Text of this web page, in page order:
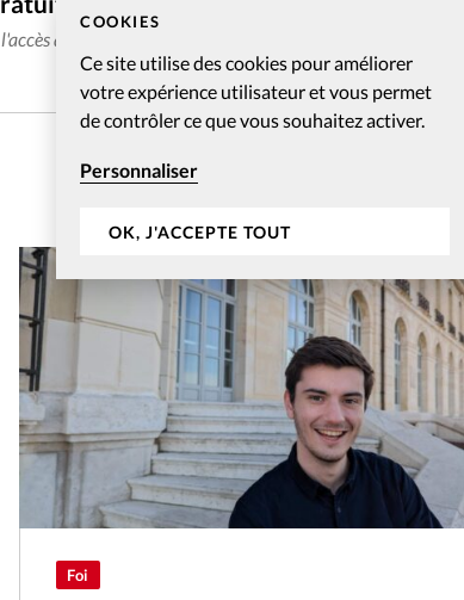
COOKIES
Ce site utilise des cookies pour améliorer
votre expérience utilisateur et vous permet
de contrôler ce que vous souhaitez activer.
Personnaliser
OK, J'ACCEPTE TOUT
aux articles web réservés aux abonnés pendant 14
Foi